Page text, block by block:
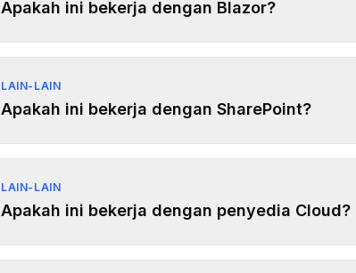
Apakah ini bekerja dengan Blazor?
LAIN-LAIN
Apakah ini bekerja dengan SharePoint?
LAIN-LAIN
Apakah ini bekerja dengan penyedia Cloud?